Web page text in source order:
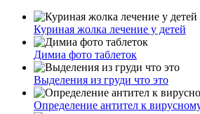
Куриная жолка лечение у детей
Димиа фото таблеток
Выделения из груди что это
Определение антител к